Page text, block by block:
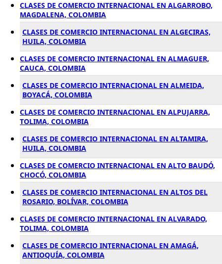
CLASES DE COMERCIO INTERNACIONAL EN ALGARROBO,
MAGDALENA, COLOMBIA
CLASES DE COMERCIO INTERNACIONAL EN ALGECIRAS,
HUILA, COLOMBIA
CLASES DE COMERCIO INTERNACIONAL EN ALMAGUER,
CAUCA, COLOMBIA
CLASES DE COMERCIO INTERNACIONAL EN ALMEIDA,
BOYACÁ, COLOMBIA
CLASES DE COMERCIO INTERNACIONAL EN ALPUJARRA,
TOLIMA, COLOMBIA
CLASES DE COMERCIO INTERNACIONAL EN ALTAMIRA,
HUILA, COLOMBIA
CLASES DE COMERCIO INTERNACIONAL EN ALTO BAUDÓ,
CHOCÓ, COLOMBIA
CLASES DE COMERCIO INTERNACIONAL EN ALTOS DEL
ROSARIO, BOLÍVAR, COLOMBIA
CLASES DE COMERCIO INTERNACIONAL EN ALVARADO,
TOLIMA, COLOMBIA
CLASES DE COMERCIO INTERNACIONAL EN AMAGÁ,
ANTIOQUÍA, COLOMBIA